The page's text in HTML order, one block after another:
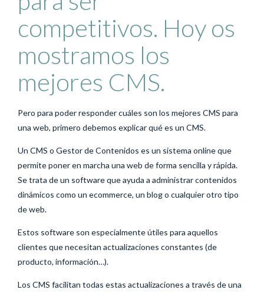
competitivos. Hoy os
mostramos los
mejores CMS.
Pero para poder responder cuáles son los mejores CMS para
una web, primero debemos explicar qué es un CMS.
Un CMS o Gestor de Contenidos es un sistema online que
permite poner en marcha una web de forma sencilla y rápida.
Se trata de un software que ayuda a administrar contenidos
dinámicos como un ecommerce, un blog o cualquier otro tipo
de web.
Estos software son especialmente útiles para aquellos
clientes que necesitan actualizaciones constantes (de
producto, información…).
Los CMS facilitan todas estas actualizaciones a través de una